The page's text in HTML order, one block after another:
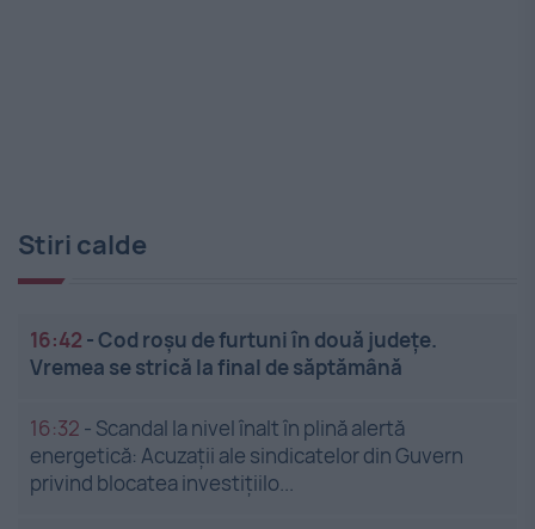
Stiri calde
16:42 -Cod roșu de furtuni în două județe.
Vremea se strică la final de săptămână
16:32 - Scandal la nivel înalt în plină alertă
energetică: Acuzații ale sindicatelor din Guvern
privind blocatea investițiilo...